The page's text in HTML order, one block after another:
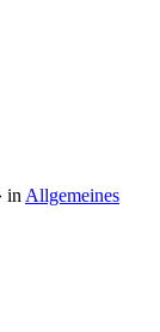
in Allgemeines